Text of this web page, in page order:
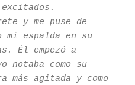
excitados.
y me puse de
mi espalda en su
Él empezó a
notaba como su
más agitada y como